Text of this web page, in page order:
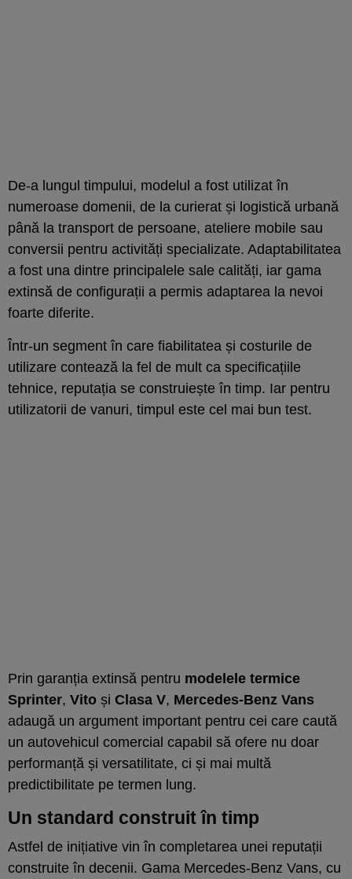
De-a lungul timpului, modelul a fost utilizat în
numeroase domenii, de la curierat și logistică urbană
până la transport de persoane, ateliere mobile sau
conversii pentru activități specializate. Adaptabilitatea
a fost una dintre principalele sale calități, iar gama
extinsă de configurații a permis adaptarea la nevoi
foarte diferite.
Într-un segment în care fiabilitatea și costurile de
utilizare contează la fel de mult ca specificațiile
tehnice, reputația se construiește în timp. Iar pentru
utilizatorii de vanuri, timpul este cel mai bun test.
Prin garanția extinsă pentru modelele termice
Sprinter, Vito și Clasa V, Mercedes-Benz Vans
adaugă un argument important pentru cei care caută
un autovehicul comercial capabil să ofere nu doar
performanță și versatilitate, ci și mai multă
predictibilitate pe termen lung.
Un standard construit în timp
Astfel de inițiative vin în completarea unei reputații
construite în decenii. Gama Mercedes-Benz Vans, cu